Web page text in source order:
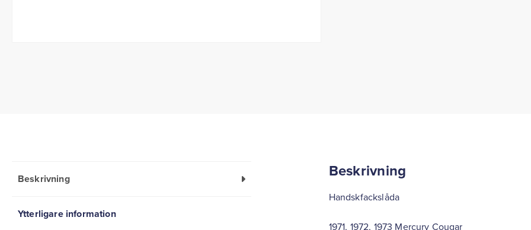
Beskrivning
Ytterligare information
Beskrivning
Handskfackslåda
1971, 1972, 1973 Mercury Cougar